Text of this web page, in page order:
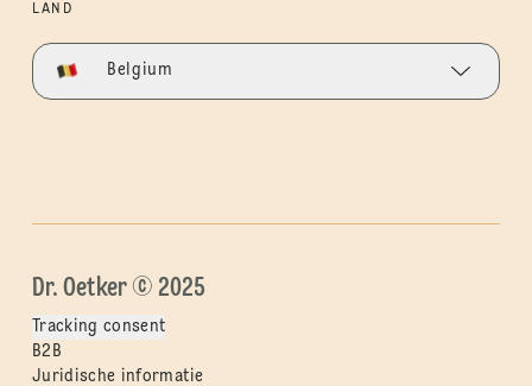
LAND
Belgium
Dr. Oetker © 2025
Tracking consent
B2B
Juridische informatie